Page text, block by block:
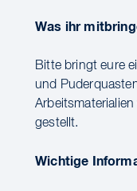
Was ihr
Bitte bringt eure
und
gestellt.
Wichtige